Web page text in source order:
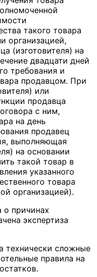
такого товара
организацией,
(изготовителя) на
двадцати дней
требования и
продавцом. При
или
продавца
с ним,
на день
продавец
выполняющая
на основании
такой товар в
указанного
товара
организацией).
о причинах
экспертиза
технически сложные
правила на